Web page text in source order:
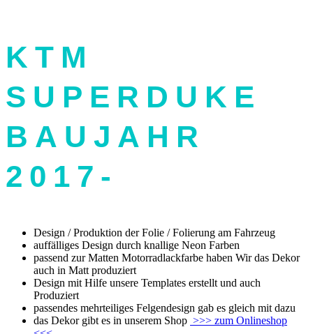
KTM
SUPERDUKE
BAUJAHR
2 017-
Design / Produktion der Folie / Folierung am Fahrzeug
auffälliges Design durch knallige Neon Farben
passend zur Matten Motorradlackfarbe haben Wir das Dekor
auch in Matt produziert
Design mit Hilfe unsere Templates erstellt und auch
Produziert
passendes mehrteiliges Felgendesign gab es gleich mit dazu
das Dekor gibt es in unserem Shop >>> zum Onlineshop